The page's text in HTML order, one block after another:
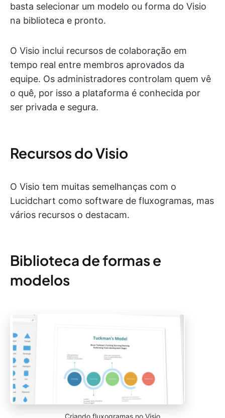
basta selecionar um modelo ou forma do Visio
na biblioteca e pronto.
O Visio inclui recursos de colaboração em
tempo real entre membros aprovados da
equipe. Os administradores controlam quem vê
o quê, por isso a plataforma é conhecida por
ser privada e segura.
Recursos do Visio
O Visio tem muitas semelhanças com o
Lucidchart como software de fluxogramas, mas
vários recursos o destacam.
Biblioteca de formas e
modelos
Criando fluxogramas no Visio